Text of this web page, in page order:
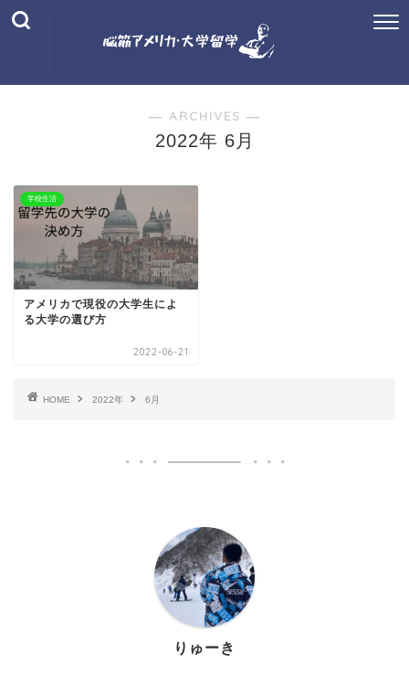
― ARCHIVES ―
2022年 6月
学校生活
アメリカで現役の大学生によ
る大学の選び方
2022-06-21
HOME 2022年 6月
りゅーき